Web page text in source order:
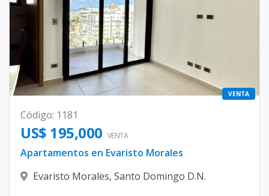
VENTA
Código: 1181
US$ 195,000 VENTA
Apartamentos en Evaristo Morales
Evaristo Morales, Santo Domingo D.N.